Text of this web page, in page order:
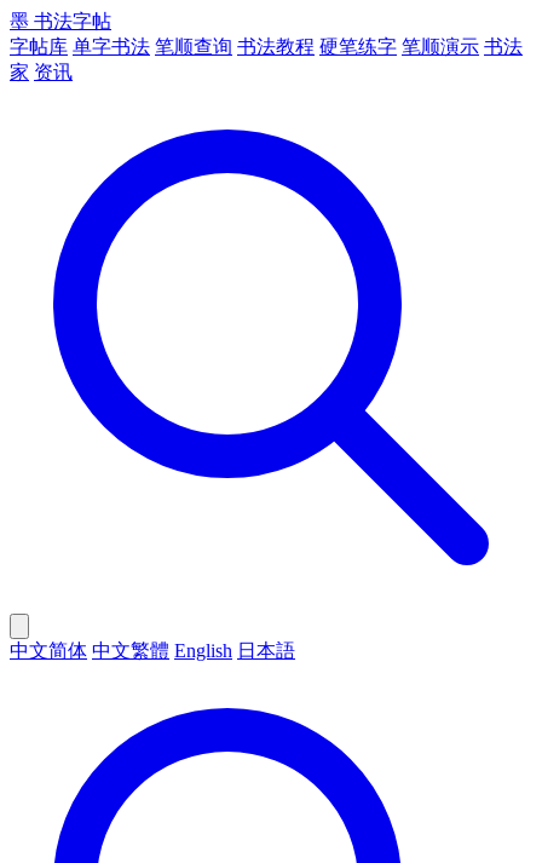
墨 书法字帖
字帖库 单字书法 笔顺查询 书法教程 硬笔练字 笔顺演示 书法
家 资讯
中文简体 中文繁體 English 日本語